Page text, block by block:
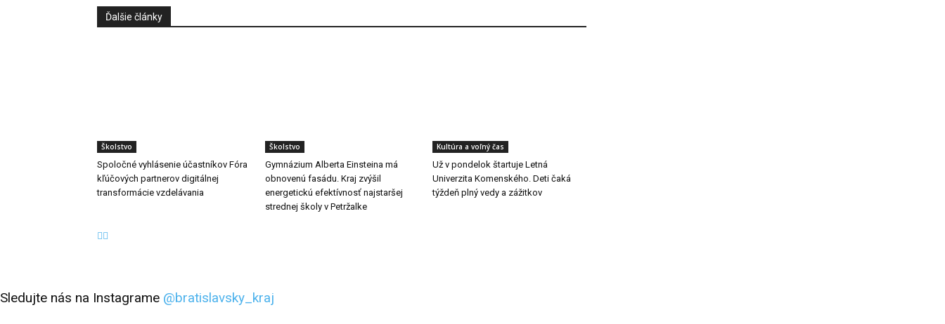
Ďalšie články
Školstvo
Spoločné vyhlásenie účastníkov Fóra
kľúčových partnerov digitálnej
transformácie vzdelávania
Školstvo
Gymnázium Alberta Einsteina má
obnovenú fasádu. Kraj zvýšil
energetickú efektívnosť najstaršej
strednej školy v Petržalke
Kultúra a voľný čas
Už v pondelok štartuje Letná
Univerzita Komenského. Deti čaká
týždeň plný vedy a zážitkov
Sledujte nás na Instagrame @bratislavsky_kraj